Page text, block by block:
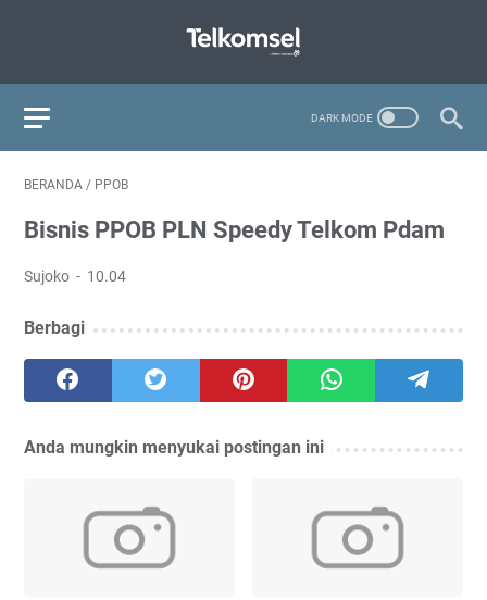
BERANDA / PPOB
Bisnis PPOB PLN Speedy Telkom Pdam
Sujoko 10.04
Berbagi
Anda mungkin menyukai postingan ini